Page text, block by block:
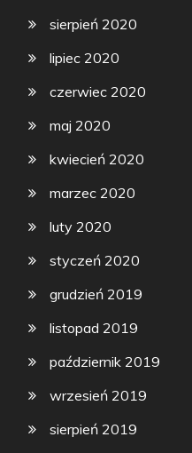
sierpień 2020
lipiec 2020
czerwiec 2020
maj 2020
kwiecień 2020
marzec 2020
luty 2020
styczeń 2020
grudzień 2019
listopad 2019
październik 2019
wrzesień 2019
sierpień 2019